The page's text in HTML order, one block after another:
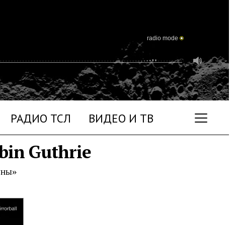
РАДИО ТСЛ ВИДЕО И ТВ
radio mode
Guthrie